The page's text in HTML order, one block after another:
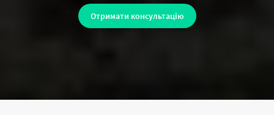
Отримати консультацію